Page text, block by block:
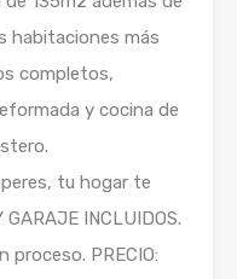
habitaciones más
completos,
y cocina de
tu hogar te
INCLUIDOS.
proceso. PRECIO: